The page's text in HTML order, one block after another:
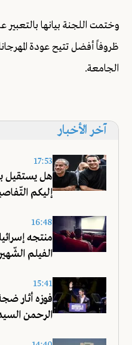
وختمت اللجنة بيانها بالتعبير
ظروفاً أفضل تتيح عودة
الجامعة.
آخر الأخبار
17:53
هل يستقيل
إليكم
16:48
منتجه
الفيلم
15:41
فوزه أثار
الرحمن